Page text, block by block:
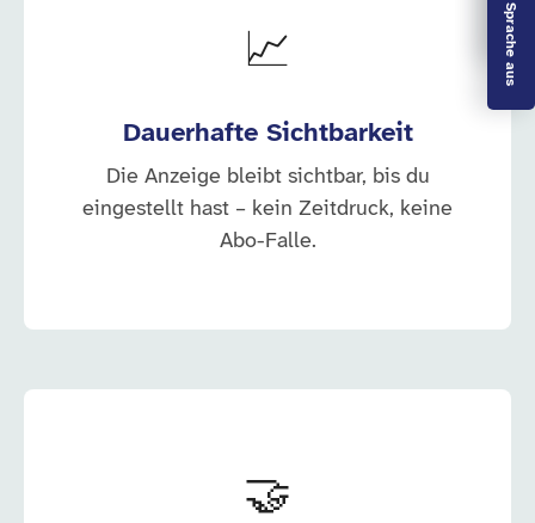
📈
Dauerhafte Sichtbarkeit
Die Anzeige bleibt sichtbar, bis du
eingestellt hast – kein Zeitdruck, keine
Abo-Falle.
🤝